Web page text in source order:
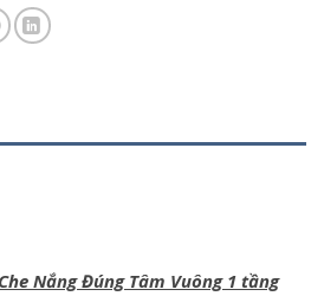
Nắng Đúng Tâm Vuông 1 tầng